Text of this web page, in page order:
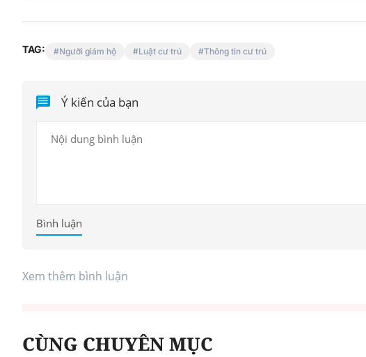
TAG: Người giám hộ Luật cư trú Thông tin cư trú
Ý kiến của bạn
Bình luận
Xem thêm bình luận
CÙNG CHUYÊN MỤC